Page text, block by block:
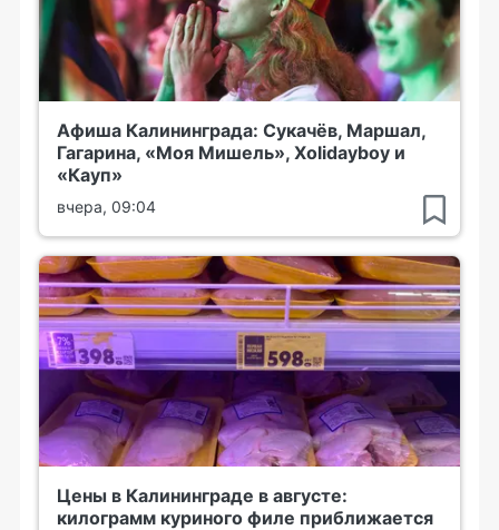
Афиша Калининграда: Сукачёв, Маршал,
Гагарина, «Моя Мишель», Xolidayboy и
«Кауп»
вчера, 09:04
Цены в Калининграде в августе:
килограмм куриного филе приближается